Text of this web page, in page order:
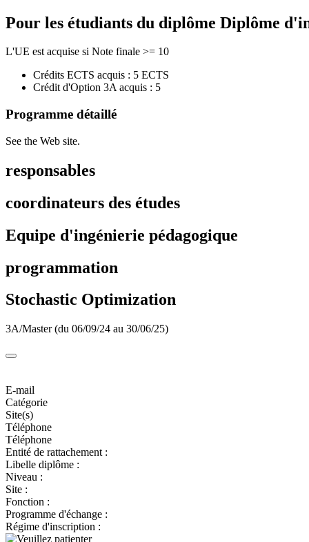
Pour les étudiants du diplôme Diplôme
L'UE est acquise si Note finale >= 10
Crédits ECTS acquis : 5 ECTS
Crédit d'Option 3A acquis : 5
Programme détaillé
See the Web site.
responsables
coordinateurs des études
Equipe d'ingénierie pédagogique
programmation
Stochastic Optimization
3A/Master (du 06/09/24 au 30/06/25)
E-mail
Catégorie
Site(s)
Téléphone
Téléphone
Entité de rattachement :
Libelle diplôme :
Niveau :
Site :
Fonction :
Programme d'échange :
Régime d'inscription :